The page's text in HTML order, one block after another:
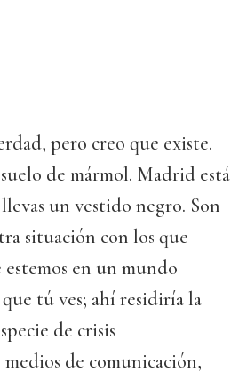
pero creo que existe.
de mármol. Madrid está
un vestido negro. Son
situación con los que
en un mundo
tú ves; ahí residiría la
de crisis
de comunicación,